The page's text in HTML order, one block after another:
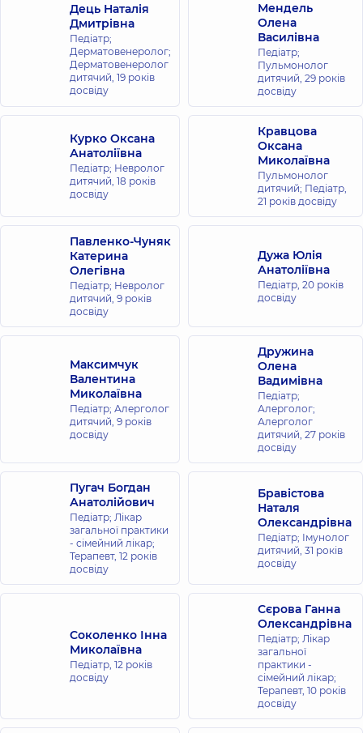
Дець Наталія
Дмитрівна
Педіатр;
Дерматовенеролог;
Дерматовенеролог
дитячий, 19 років
досвіду
Мендель
Олена
Василівна
Педіатр;
Пульмонолог
дитячий, 29 років
досвіду
Курко Оксана
Анатоліївна
Педіатр; Невролог
дитячий, 18 років
досвіду
Кравцова
Оксана
Миколаївна
Пульмонолог
дитячий; Педіатр,
21 років досвіду
Павленко-Чуняк
Катерина
Олегівна
Педіатр; Невролог
дитячий, 9 років
досвіду
Дужа Юлія
Анатоліївна
Педіатр, 20 років
досвіду
Максимчук
Валентина
Миколаївна
Педіатр; Алерголог
дитячий, 9 років
досвіду
Дружина
Олена
Вадимівна
Педіатр;
Алерголог;
Алерголог
дитячий, 27 років
досвіду
Пугач Богдан
Анатолійович
Педіатр; Лікар
загальної практики
- сімейний лікар;
Терапевт, 12 років
досвіду
Бравістова
Наталя
Олександрівна
Педіатр; Імунолог
дитячий, 31 років
досвіду
Соколенко Інна
Миколаївна
Педіатр, 12 років
досвіду
Сєрова Ганна
Олександрівна
Педіатр; Лікар
загальної
практики -
сімейний лікар;
Терапевт, 10 років
досвіду